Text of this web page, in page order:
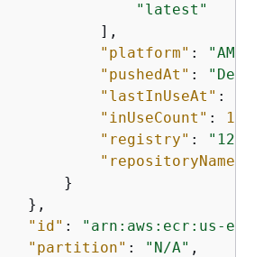
"latest"
],
"platform" :
"pushedAt" :
"Dec
"lastInUseAt" :
"inUseCount" : 1
"registry" :
"repositoryName"
}
},
"id" :
"arn:aws:ecr:us-
"partition" : "N/A" ,